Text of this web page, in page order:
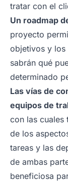
tratar con el
Un roadmap
proyecto
objetivos y los
sabrán qué
determinado
Las vías de
equipos de
con las cuales
de los
tareas y las
de ambas
beneficiosa